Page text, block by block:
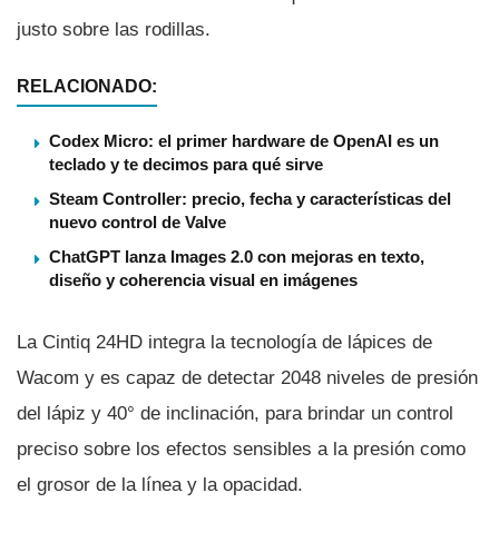
justo sobre las rodillas.
RELACIONADO:
Codex Micro: el primer hardware de OpenAI es un
teclado y te decimos para qué sirve
Steam Controller: precio, fecha y características del
nuevo control de Valve
ChatGPT lanza Images 2.0 con mejoras en texto,
diseño y coherencia visual en imágenes
La Cintiq 24HD integra la tecnologí­a de lápices de
Wacom y es capaz de detectar 2048 niveles de presión
del lápiz y 40° de inclinación, para brindar un control
preciso sobre los efectos sensibles a la presión como
el grosor de la lí­nea y la opacidad.